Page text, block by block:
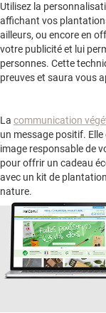
Utilisez la
affichant vos
ailleurs, ou encore en
votre publicité et lui
personnes. Cette
preuves et saura vous
La communication
un message positif.
image responsable de
pour offrir un cadeau
avec un kit de
nature.